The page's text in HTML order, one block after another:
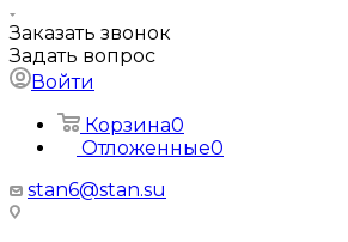
Заказать звонок
Задать вопрос
Войти
Корзина0
Отложенные0
stan6@stan.su